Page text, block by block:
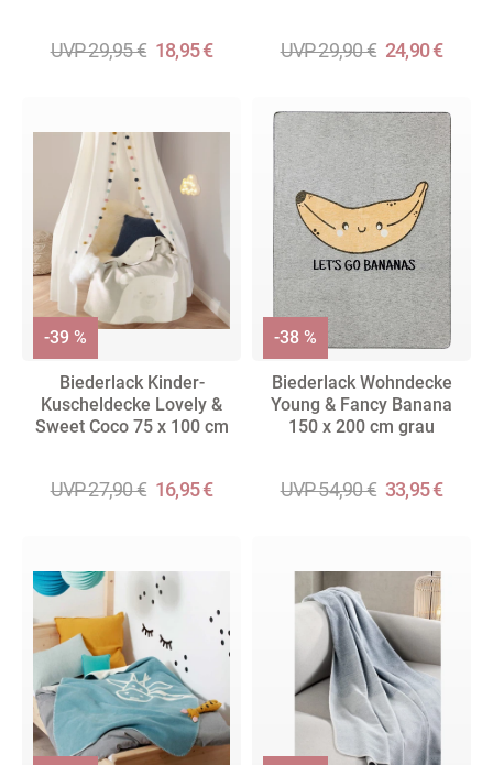
UVP 29,95 € 18,95 € UVP 29,90 € 24,90 €
Biederlack Kinder-
Kuscheldecke Lovely &
Sweet Coco 75 x 100 cm
UVP 27,90 € 16,95 €
-39 %
Biederlack Wohndecke
Young & Fancy Banana
150 x 200 cm grau
UVP 54,90 € 33,95 €
-38 %